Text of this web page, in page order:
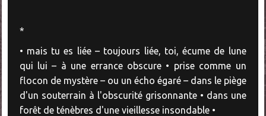
*
• mais tu es liée – toujours liée, toi, écume de lune
qui lui – à une errance obscure • prise comme un
flocon de mystère – ou un écho égaré – dans le piège
d'un souterrain à l'obscurité grisonnante • dans une
forêt de ténèbres d'une vieillesse insondable •